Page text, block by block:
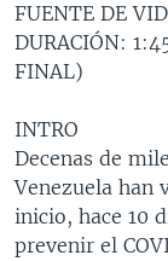
PERÚ
ECUADOR
BRASIL
GUATEMALA
HONDURAS
LIBERTAD DE
MUNDO
TECNOLOGÍA
DEPORTES
LIBERTAD DE
UCRANIA
VIDEOS
FOTOGRAFÍA
AUDIOS
PROGRAMAS TV
EL MUNDO AL
FORO
RADIO
AVANCE
DIRECT
FUENTE DE
DURACIÓN:
FINAL)
INTRO
Decenas de
Venezuela han
inicio, hace 10
prevenir el